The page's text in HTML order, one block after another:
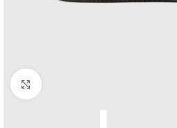
Click to enlarge